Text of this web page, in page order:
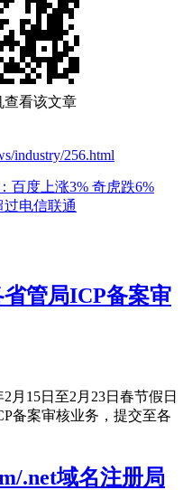
查看该文章
industry/256.html
百度上涨3% 奇虎跌6%
电信联通
管局ICP备案审
月15日至2月23日春节假日
备案审核业务，提交至各
.net域名注册局